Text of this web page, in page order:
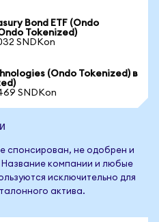
Bond ETF (Ondo
Tokenized)
SNDKon
(Ondo Tokenized) в
SNDKon
спонсирован, не одобрен и
компании и любые
исключительно для
актива.